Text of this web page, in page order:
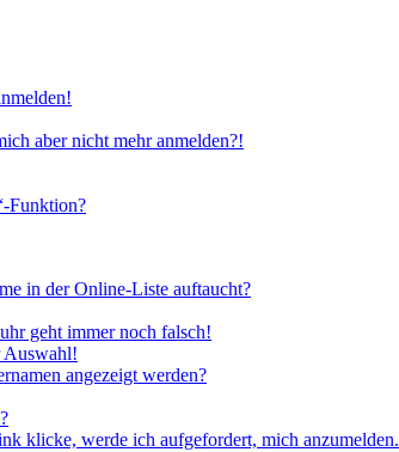
aber nicht mehr anmelden?!
Funktion?
in der Online-Liste auftaucht?
geht immer noch falsch!
Auswahl!
angezeigt werden?
klicke, werde ich aufgefordert, mich anzumelden.